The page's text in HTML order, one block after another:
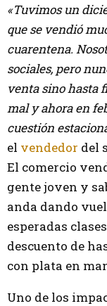
«Tuvimos un
que se vendió
cuarentena.
sociales, pero
venta sino hasta
mal y ahora en
cuestión
el vendedor del
El comercio
gente joven y
anda dando
esperadas
descuento de
con plata en
Uno de los